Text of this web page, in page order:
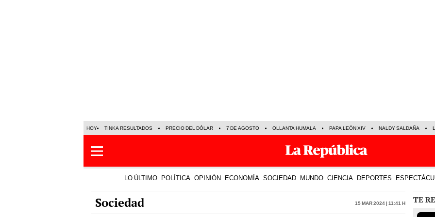
HOY TINKA RESULTADOS PRECIO DEL DÓLAR 7 DE AGOSTO OLLANTA HUMALA PAPA LEÓN XIV NALDY SALDAÑA
LO ÚLTIMO POLÍTICA OPINIÓN ECONOMÍA SOCIEDAD MUNDO CIENCIA DEPORTES
Sociedad 15 Mar 2024 | 11:41 h TE